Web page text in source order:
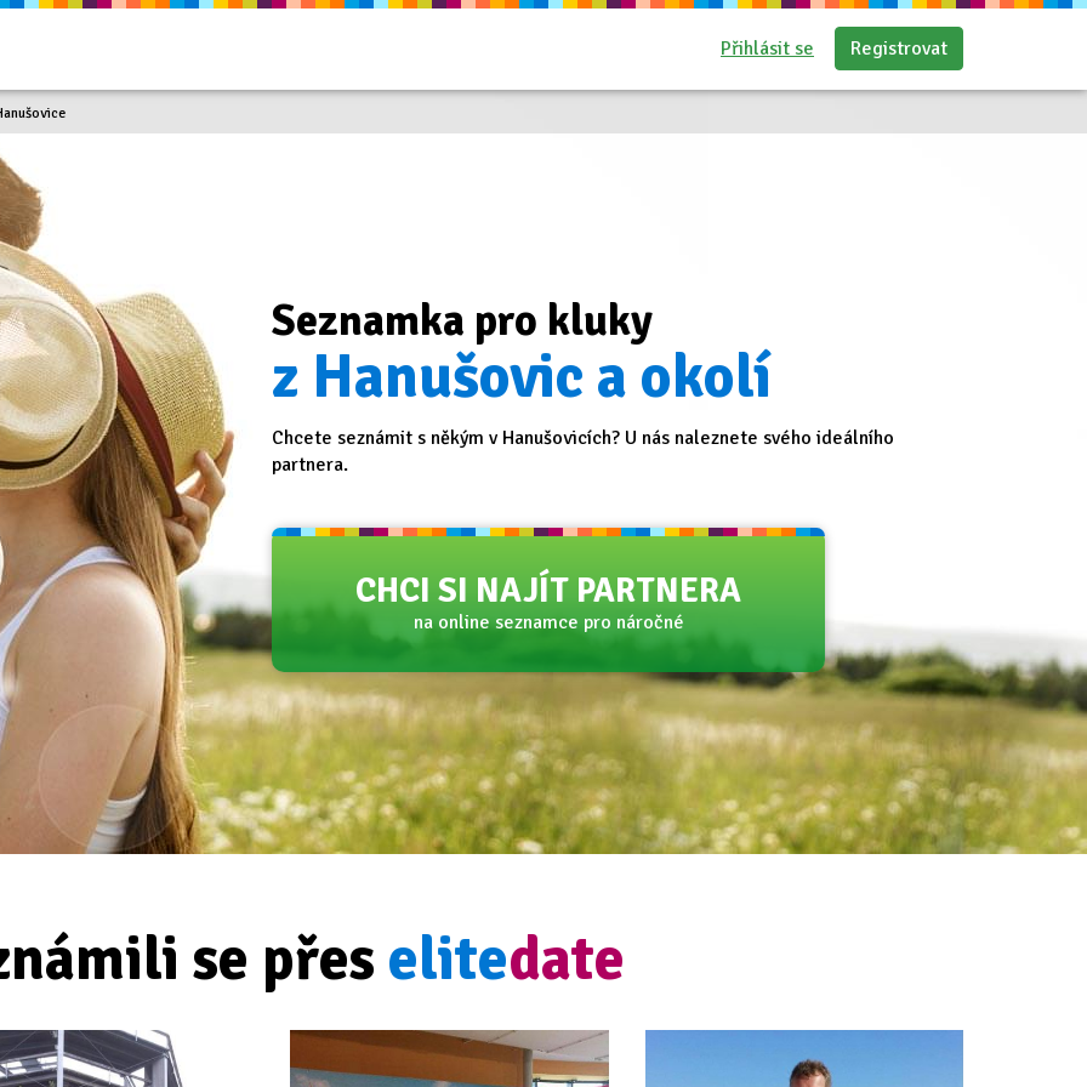
Přihlásit se Registrovat
Seznamka pro kluky
z Hanušovic a okolí
Chcete seznámit s někým v Hanušovicích? U nás naleznete svého ideálního
partnera.
CHCI SI NAJÍT PARTNERA
na online seznamce pro náročné
se přes elitedate